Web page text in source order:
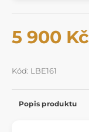
5 900 Kč
Kód: LBE161
Popis produktu